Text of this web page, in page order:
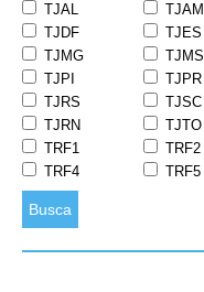
TJAL
TJAM
TJDF
TJES
TJMG
TJMS
TJPI
TJPR
TJRS
TJSC
TJRN
TJTO
TRF1
TRF2
TRF4
TRF5
Busca